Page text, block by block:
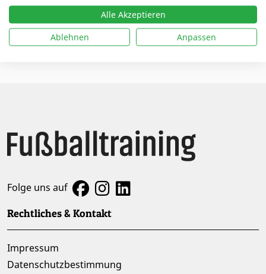
markierte Felder sind Pflichtfelder
Ich möchte mich einloggen
Folge uns auf
Rechtliches & Kontakt
Impressum
Datenschutzbestimmung
Alle Akzeptieren
Ablehnen
Anpassen